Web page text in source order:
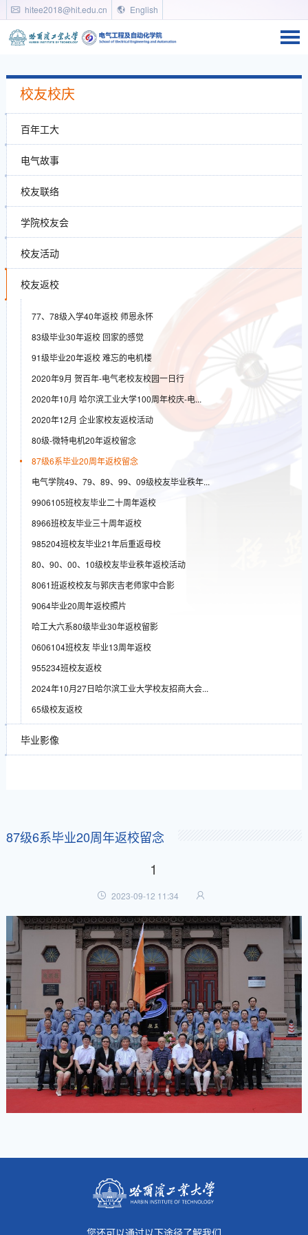
hitee2018@hit.edu.cn English
校友校庆
百年工大
电气故事
校友联络
学院校友会
校友活动
校友返校
77、78级入学40年返校 师恩永怀
83级毕业30年返校 回家的感觉
91级毕业20年返校 难忘的电机楼
2020年9月 贺百年-电气老校友校园一日行
2020年10月 哈尔滨工业大学100周年校庆-电...
2020年12月 企业家校友返校活动
80级-微特电机20年返校留念
87级6系毕业20周年返校留念
电气学院49、79、89、99、09级校友毕业秩年...
9906105班校友毕业二十周年返校
8966班校友毕业三十周年返校
985204班校友毕业21年后重返母校
80、90、00、10级校友毕业秩年返校活动
8061班返校校友与郭庆吉老师家中合影
9064毕业20周年返校照片
哈工大六系80级毕业30年返校留影
0606104班校友 毕业13周年返校
955234班校友返校
2024年10月27日哈尔滨工业大学校友招商大会...
65级校友返校
毕业影像
87级6系毕业20周年返校留念
1
2023-09-12 11:34